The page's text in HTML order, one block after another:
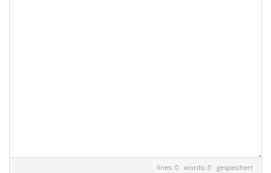
lines: 0 words: 0 gespeichert